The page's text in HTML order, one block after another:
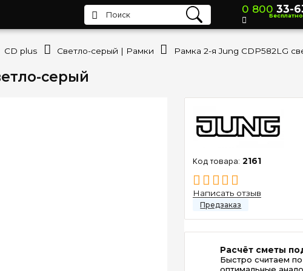
серый
2161
Написать отзыв
Расчёт сметы
Быстро считаем
0 800 33-
Бесплатно
CD plus Светло-серый | Рамки